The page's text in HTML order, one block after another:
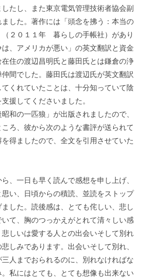
たし、また東京電気管理技術者協会副
した。著作には「頭念を拂う：本当の
（２０１１年 暮らしの手帳社）があり
、アメリカが悪い」の英文翻訳と資金
住の渡辺昌明氏と藤田氏とは鎌倉の浄
間でした。藤田氏は渡辺氏が英文翻訳
くれていたことは、十分知っていて陰
援してくださいました。
昭和の一匹狼」が出版されましたので、
ろ、彼から次のような書評が送られて
得ましたので、全文を引用させていた
ら、一日も早く読んで感想を申し上げ、
い、日頃からの積読、並読をストップ
した。読後感は、とても侘しい、悲し
て、胸のつっかえがとれて清々しい感
しいは愛する人との出会いそして別れ
しみであります。出会いそして別れ、
人までおられるのに、別れなければな
私にはとても、とても想像も出来ない